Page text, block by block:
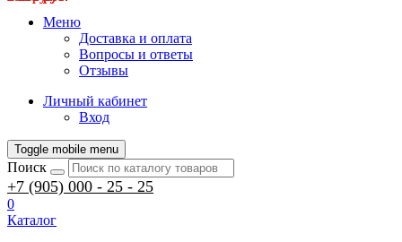
Меню
Доставка и оплата
Вопросы и ответы
Отзывы
Личный кабинет
Вход
Toggle mobile menu
Поиск
+7 (905) 000 - 25 - 25
0
Каталог